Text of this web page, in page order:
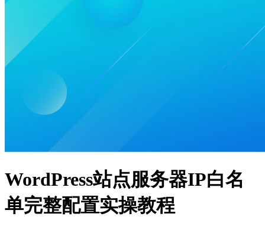
WordPress站点服务器IP白名
单完整配置实操教程